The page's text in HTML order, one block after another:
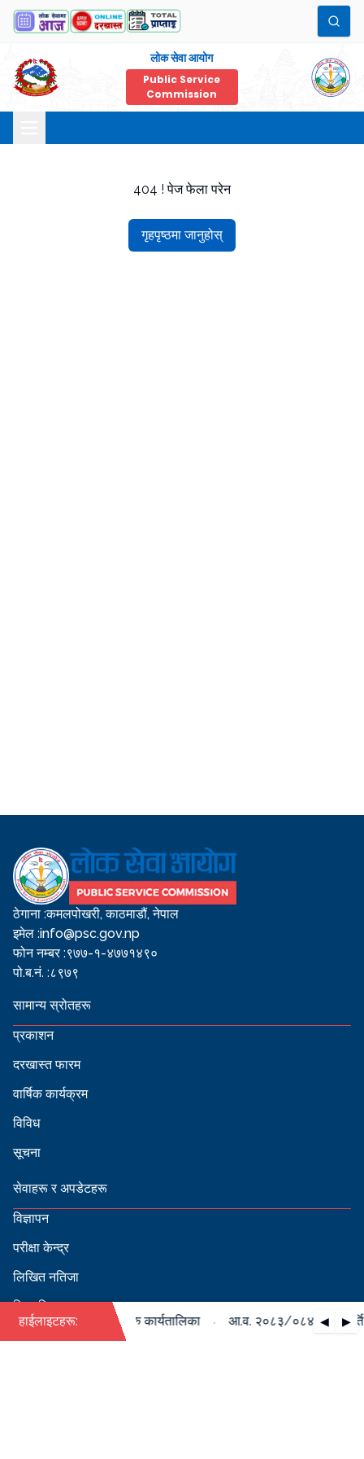
लोक सेवा आयोग
Public Service
Commission
404 ! पेज फेला परेन
गृहपृष्ठमा जानुहोस्
ठेगाना :कमलपोखरी, काठमाडौं, नेपाल
इमेल :info@psc.gov.np
फोन नम्बर :९७७-१-४७७१४९०
पो.ब.नं. :८९७९
सामान्य स्रोतहरू
प्रकाशन
दरखास्त फारम
वार्षिक कार्यक्रम
विविध
सूचना
सेवाहरू र अपडेटहरू
विज्ञापन
परीक्षा केन्द्र
लिखित नतिजा
सिफारिस
हाईलाइटहरू: ◀ ▶
पदपूर्ति सम्बन्धी वार्षिक कार्यतालिका आ.व. २०८३/०८४ को पदपूर्ति